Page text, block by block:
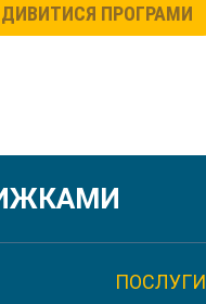
ДИВИТИСЯ ПРОГРАМИ
ПОСЛУГИ